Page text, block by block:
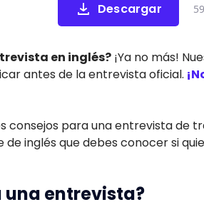
Descargar
en inglés? ¡Ya no más!
antes de la entrevista oficial.
para una entrevista de
inglés que debes conocer si
entrevista?